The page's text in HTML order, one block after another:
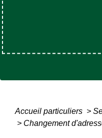
Accueil particuliers >
> Changement